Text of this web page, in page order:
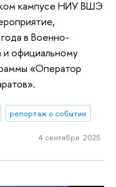
кампусе НИУ ВШЭ
в Военно-
и официальному
«Оператор
репортаж о событии
4 сентября 2025